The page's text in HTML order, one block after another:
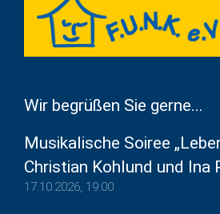
Wir begrüßen Sie gerne...
Musikalische Soiree
Christian Kohlund und Ina
17.10.2026, 19:00